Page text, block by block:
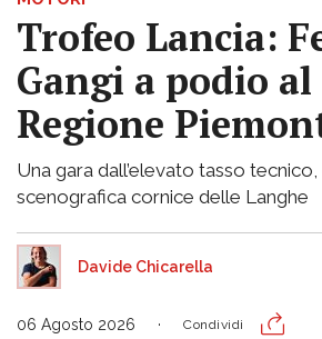
Trofeo Lancia:
Gangi a podio
Regione
Una gara dall’elevato tasso
scenografica cornice delle Langhe
Davide Chicarella
06 Agosto 2026 Condividi